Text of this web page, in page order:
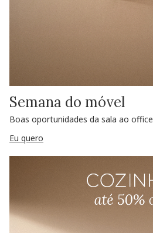
Semana do móvel
Boas oportunidades da sala ao office
Eu quero